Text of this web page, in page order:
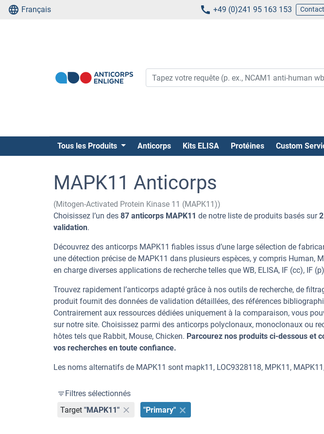
Français +49 (0)241 95 163 153 Contact
Tous les Produits Anticorps Kits ELISA Protéines Custom
MAPK11 Anticorps
(Mitogen-Activated Protein Kinase 11 (MAPK11))
Choisissez l’un des 87 anticorps MAPK11 de notre liste de produits basés sur
validation.
Découvrez des anticorps MAPK11 fiables issus d’une large sélection de
une détection précise de MAPK11 dans plusieurs espèces, y compris Human,
en charge diverses applications de recherche telles que WB, ELISA, IF (cc), IF
Trouvez rapidement l’anticorps adapté grâce à nos outils de recherche, de
produit fournit des données de validation détaillées, des références
Contrairement aux ressources dédiées uniquement à la comparaison, vous
sur notre site. Choisissez parmi des anticorps polyclonaux, monoclonaux ou
hôtes tels que Rabbit, Mouse, Chicken. Parcourez nos produits ci-dessous et
vos recherches en toute confiance.
Les noms alternatifs de MAPK11 sont mapk11, LOC9328118, MPK11,
Filtres sélectionnés
Target "MAPK11" "Primary"